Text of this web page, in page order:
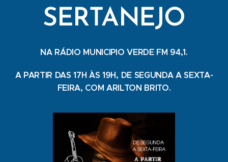
SERTANEJO
NA RÁDIO MUNICIPIO VERDE FM 94,1.
A PARTIR DAS 17H ÀS 19H, DE SEGUNDA A SEXTA-
FEIRA, COM ARILTON BRITO.